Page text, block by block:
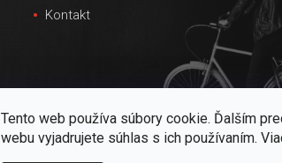
Tento web používa súbory cookie. Ďalším
webu vyjadrujete súhlas s ich používaním.
Kontakt